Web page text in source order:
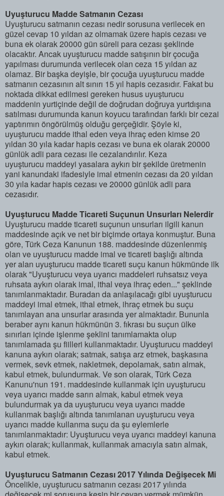
Uyuşturucu Madde Satmanın Cezası
Uyuşturucu satmanın cezası nedir sorusuna verilecek en
güzel cevap 10 yıldan az olmamak üzere hapis cezası ve
buna ek olarak 20000 gün süreli para cezası şeklinde
olacaktır. Ancak uyuşturucu madde satışının bir çocuğa
yapılması durumunda verilecek olan ceza 15 yıldan az
olamaz. Bir başka deyişle, bir çocuğa uyuşturucu madde
satmanın cezasının alt sınırı 15 yıl hapis cezasıdır. Fakat bu
noktada dikkat edilmesi gereken husus uyuşturucu
maddenin yurtiçinde değil de doğrudan doğruya yurtdışına
satılması durumunda kanun koyucu tarafından farklı bir cezai
yaptırımın öngörülmüş olduğu gerçeğidir. Şöyle ki,
uyuşturucu madde ithal eden veya ihraç eden kimse 20
yıldan 30 yıla kadar hapis cezası ve buna ek olarak 20000
günlük adli para cezası ile cezalandırılır. Keza
uyuşturucu maddeyi yasalara aykırı bir şekilde üretmenin
yani kanundaki ifadesiyle imal etmenin cezası da 20 yıldan
30 yıla kadar hapis cezası ve 20000 günlük adli para
cezasıdır.
Uyuşturucu Madde Ticareti Suçunun Unsurları Nelerdir
Uyuşturucu madde ticareti suçunun unsurları ilgili kanun
maddesinde açık ve net bir biçimde ortaya konmuştur. Buna
göre, Türk Ceza Kanunun 188. maddesinde düzenlenmiş
olan ve uyuşturucu madde imal ve ticareti başlığı altında
yer alan uyuşturucu madde ticareti suçu kanun hükmünde ilk
olarak "Uyuşturucu veya uyarıcı maddeleri ruhsatsız veya
ruhsata aykırı olarak imal, ithal veya ihraç eden..." şeklinde
tanımlanmaktadır. Buradan da anlaşılacağı gibi uyuşturucu
maddeyi imal etmek, ithal etmek, ihraç etmek bu suçu
tanımlayan ana unsurlar arasında yer almaktadır. Bununla
beraber aynı kanun hükmünün 3. fıkrası bu suçun ülke
sınırları içinde işlenme şeklini tanımlamakta olup
tanımlamada şu fiilleri kullanmaktadır. Uyuşturucu maddeyi
kanuna aykırı olarak; satmak, satışa arz etmek, başkasına
vermek, sevk etmek, nakletmek, depolamak, satın almak,
kabul etmek, bulundurmak. Ve son olarak, Türk Ceza
Kanunu'nun 191. maddesinde kullanmak için uyuşturucu
veya uyarıcı madde sarın almak, kabul etmek veya
bulundurmak ya da uyuşturucu veya uyarıcı madde
kullanmak başlığı altında tanımlanan uyuşturucu veya
uyarıcı madde kullanma suçu da şu eylemlerle
tanımlanmaktadır: Uyuşturucu veya uyarıcı maddeyi kanuna
aykırı olarak; kullanmak, kullanmak amacıyla satın almak,
kabul etmek.
Uyuşturucu Satmanın Cezası 2017 Yılında Değişecek Mi
Öncelikle, uyuşturucu satmanın cezası 2017 yılında